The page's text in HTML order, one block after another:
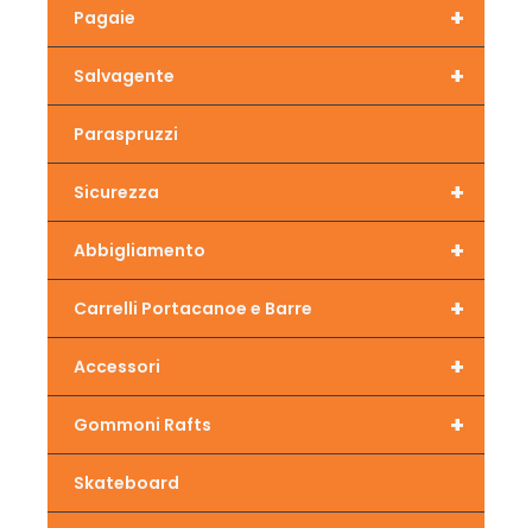
+
Pagaie
+
Salvagente
Paraspruzzi
+
Sicurezza
+
Abbigliamento
+
Carrelli Portacanoe e Barre
+
Accessori
+
Gommoni Rafts
Skateboard